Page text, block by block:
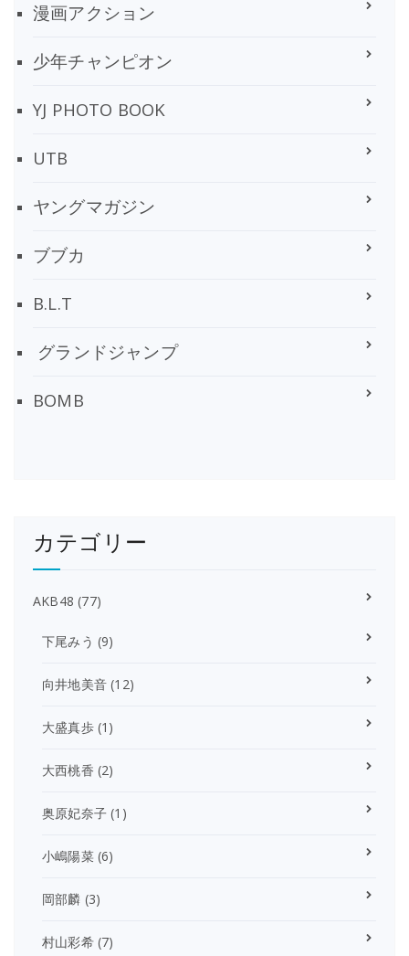
漫画アクション
少年チャンピオン
YJ PHOTO BOOK
UTB
ヤングマガジン
ブブカ
B.L.T
グランドジャンプ
BOMB
カテゴリー
AKB48 (77)
下尾みう (9)
向井地美音 (12)
大盛真歩(1)
大西桃香 (2)
奥原妃奈子 (1)
小嶋陽菜(6)
岡部麟 (3)
村山彩希(7)